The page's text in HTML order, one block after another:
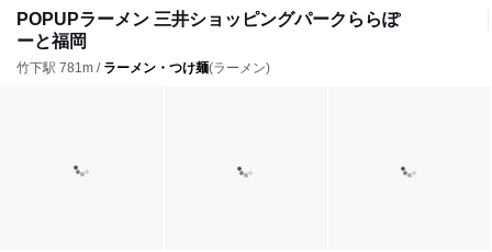
POPUPラーメン 三井ショッピングパークららぽ
ーと福岡
竹下駅 781m / ラーメン・つけ麺(ラーメン)